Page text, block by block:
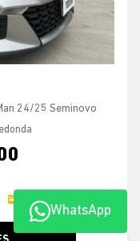
24/25 Seminovo
2024/2025
WhatsApp